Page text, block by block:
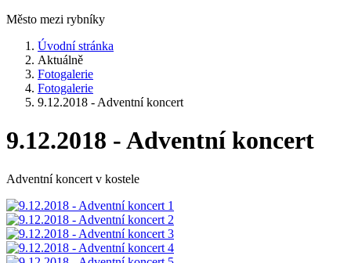
Město mezi rybníky
Úvodní stránka
Aktuálně
Fotogalerie
Fotogalerie
9.12.2018 - Adventní koncert
9.12.2018 - Adventní koncert
Adventní koncert v kostele